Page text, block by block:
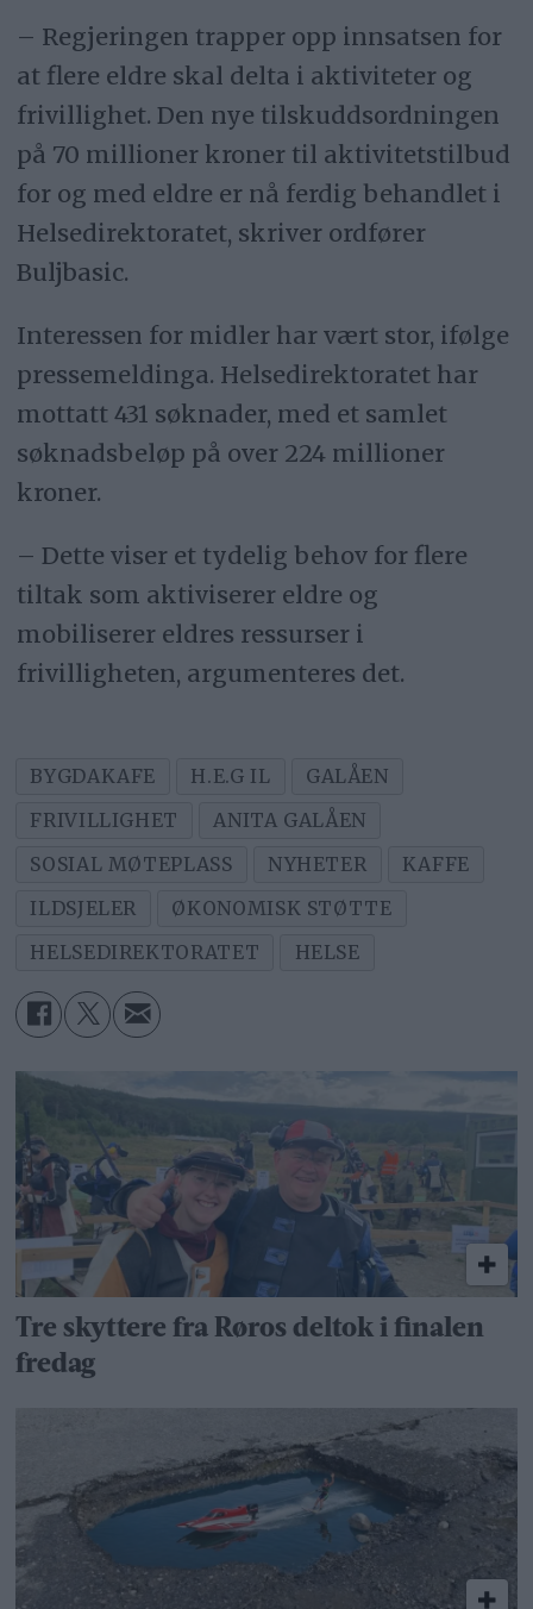
– Regjeringen trapper opp innsatsen for
at flere eldre skal delta i aktiviteter og
frivillighet. Den nye tilskuddsordningen
på 70 millioner kroner til aktivitetstilbud
for og med eldre er nå ferdig behandlet i
Helsedirektoratet, skriver ordfører
Buljbasic.
Interessen for midler har vært stor, ifølge
pressemeldinga. Helsedirektoratet har
mottatt 431 søknader, med et samlet
søknadsbeløp på over 224 millioner
kroner.
– Dette viser et tydelig behov for flere
tiltak som aktiviserer eldre og
mobiliserer eldres ressurser i
frivilligheten, argumenteres det.
BYGDAKAFE H.E.G IL
GALÅEN
FRIVILLIGHET
ANITA GALÅEN
SOSIAL MØTEPLASS
NYHETER
KAFFE
ILDSJELER
ØKONOMISK STØTTE
HELSEDIREKTORATET
HELSE
Tre skyttere fra Røros deltok i finalen
fredag